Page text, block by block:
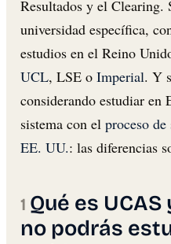
Resultados y el Clearing.
universidad específica,
estudios en el Reino
UCL, LSE o Imperial. Y
considerando estudiar en
sistema con el proceso
EE. UU.: las diferencias
Qué es
no podrás